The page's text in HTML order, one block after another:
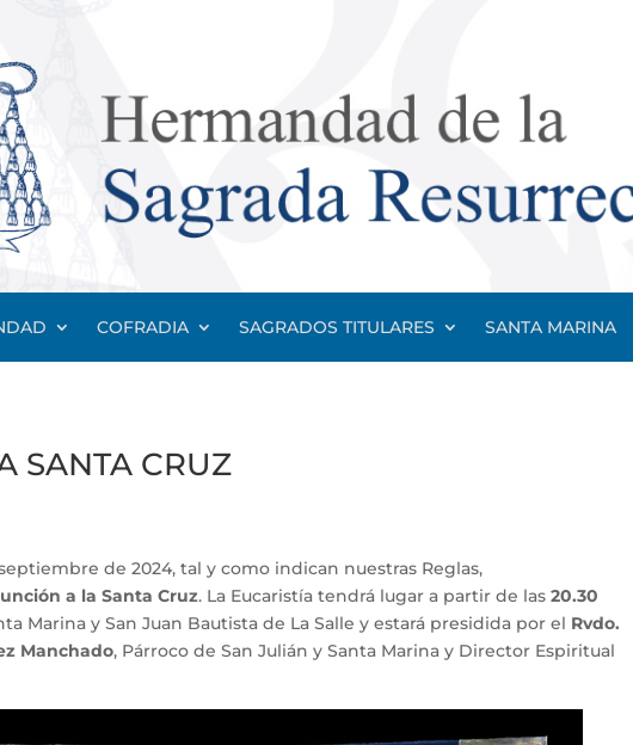
COFRADIA SAGRADOS TITULARES SANTA MARINA
SANTA CRUZ
de 2024, tal y como indican nuestras Reglas,
a la Santa Cruz. La Eucaristía tendrá lugar a partir de las 20.30
Marina y San Juan Bautista de La Salle y estará presidida por el Rvdo.
Manchado, Párroco de San Julián y Santa Marina y Director Espiritual